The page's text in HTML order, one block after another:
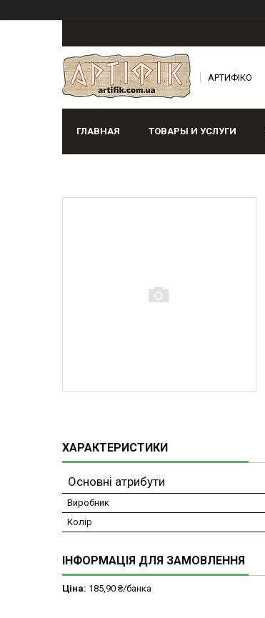
АРТИФІКО
ГЛАВНАЯ ТОВАРЫ И УСЛУГИ
ХАРАКТЕРИСТИКИ
Основні атрибути
Виробник
Колір
ІНФОРМАЦІЯ ДЛЯ ЗАМОВЛЕННЯ
Ціна: 185,90 ₴/банка